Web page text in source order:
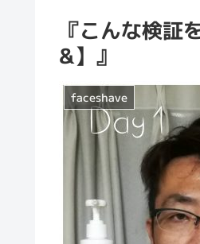
『こんな検証
&】』
faceshave